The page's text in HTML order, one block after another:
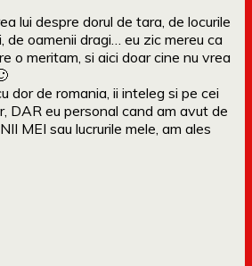
lui despre dorul de tara, de locurile
de oamenii dragi… eu zic mereu ca
o meritam, si aici doar cine nu vrea
dor de romania, ii inteleg si pe cei
DAR eu personal cand am avut de
MEI sau lucrurile mele, am ales